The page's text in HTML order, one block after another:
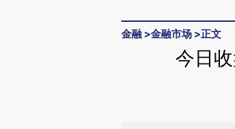
金融 >金融市场 >正文
今日